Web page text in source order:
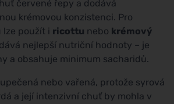
červené řepy a dodává
krémovou konzistenci. Pro
použít i ricottu nebo krémový
nejlepší nutriční hodnoty – je
a obsahuje minimum sacharidů.
nebo vařená, protože syrová
a její intenzivní chuť by mohla v